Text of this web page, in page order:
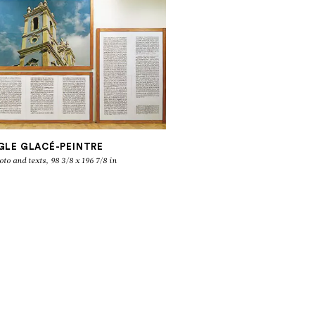
GLACÉ-PEINTRE
and texts, 98 3/8 x 196 7/8 in